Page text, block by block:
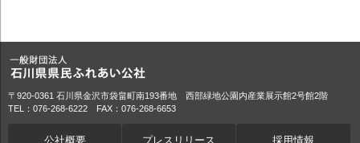
〒920-0361 石川県金沢市袋畠町南193番地 西部緑地公園内産業展示館2号館2階
TEL：076-268-6222 FAX：076-268-6653
公社概要 プレスリリース 採用情報